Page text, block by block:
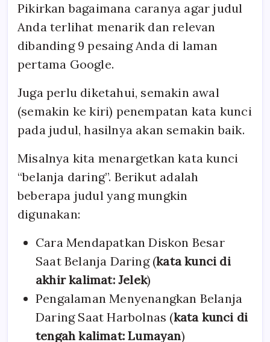
Pikirkan bagaimana caranya agar judul
Anda terlihat menarik dan relevan
dibanding 9 pesaing Anda di laman
pertama Google.
Juga perlu diketahui, semakin awal
(semakin ke kiri) penempatan kata kunci
pada judul, hasilnya akan semakin baik.
Misalnya kita menargetkan kata kunci
“belanja daring”. Berikut adalah
beberapa judul yang mungkin
digunakan:
Cara Mendapatkan Diskon Besar
Saat Belanja Daring (kata kunci di
akhir kalimat: Jelek)
Pengalaman Menyenangkan Belanja
Daring Saat Harbolnas (kata kunci di
tengah kalimat: Lumayan)